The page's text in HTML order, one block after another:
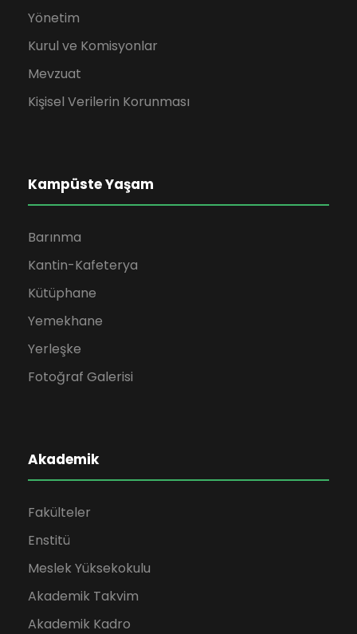
Yönetim
Kurul ve Komisyonlar
Mevzuat
Kişisel Verilerin Korunması
Kampüste Yaşam
Barınma
Kantin-Kafeterya
Kütüphane
Yemekhane
Yerleşke
Fotoğraf Galerisi
Akademik
Fakülteler
Enstitü
Meslek Yüksekokulu
Akademik Takvim
Akademik Kadro